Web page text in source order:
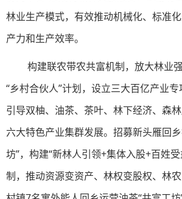
林业生产模式，有效推动机械化、标准
产力和生产效率。
构建联农带农共富机制，放大林业
“乡村合伙人”计划，设立三大百亿产业专
引导双柚、油茶、茶叶、林下经济、森
六大特色产业集群发展。招募新头雁回
坊”，构建“新林人引领+集体入股+百姓
制，推动资源变资产、林权变股权、林